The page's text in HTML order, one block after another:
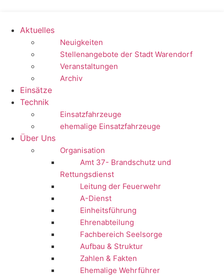
springenAktuelles
Neuigkeiten
Stellenangebote der Stadt Warendorf
Veranstaltungen
Archiv
Einsätze
Technik
Einsatzfahrzeuge
ehemalige Einsatzfahrzeuge
Über Uns
Organisation
Amt 37- Brandschutz und
Rettungsdienst
Leitung der Feuerwehr
A-Dienst
Einheitsführung
Ehrenabteilung
Fachbereich Seelsorge
Aufbau & Struktur
Zahlen & Fakten
Ehemalige Wehrführer